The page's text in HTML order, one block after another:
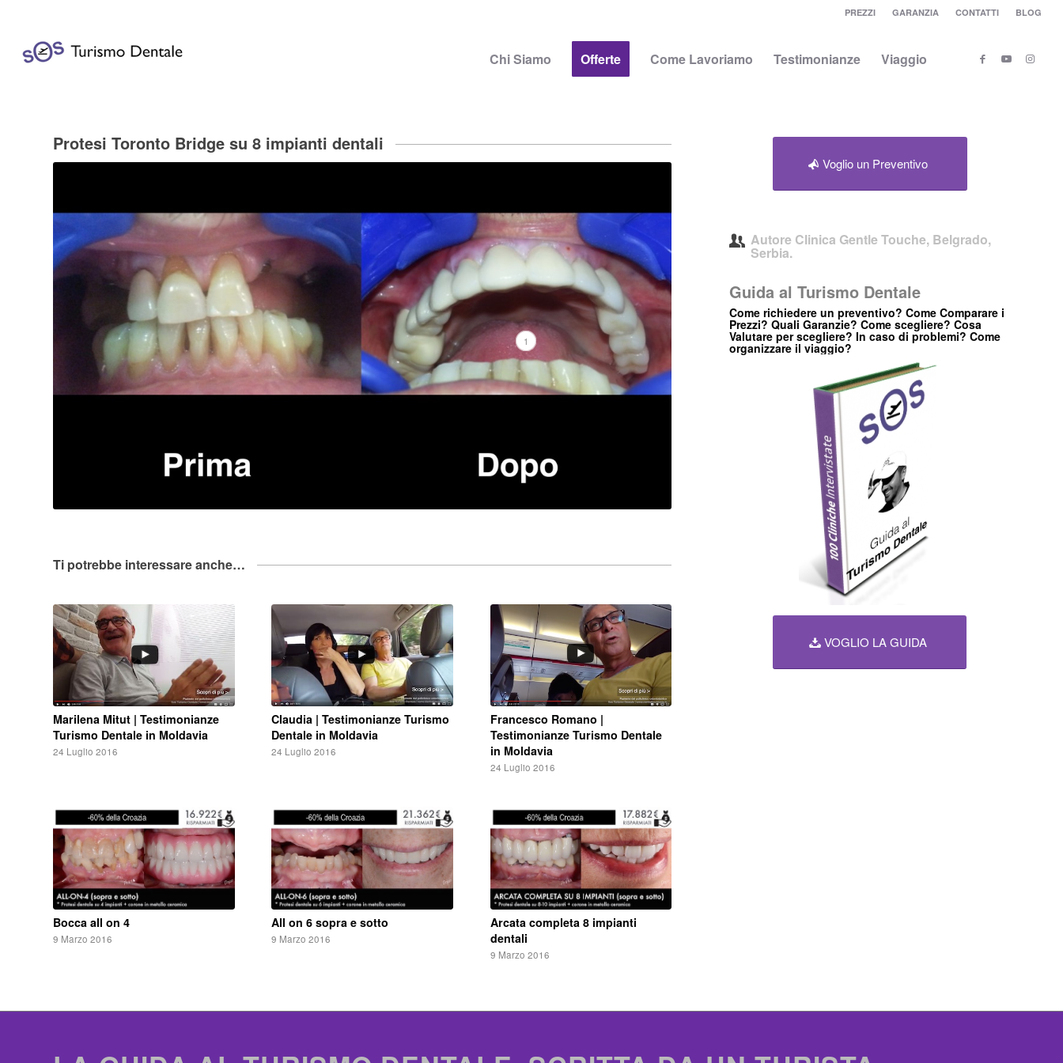
PREZZI GARANZIA CONTATTI BLOG
Chi Siamo Offerte Come Lavoriamo Testimonianze Viaggio
Protesi Toronto Bridge su 8 impianti dentali
1
Ti potrebbe interessare anche…
Marilena Mitut | Testimonianze
Turismo Dentale in Moldavia
24 Luglio 2016
Claudia | Testimonianze Turismo
Dentale in Moldavia
24 Luglio 2016
Francesco Romano |
Testimonianze Turismo Dentale
in Moldavia
24 Luglio 2016
Bocca all on 4
9 Marzo 2016
All on 6 sopra e sotto
9 Marzo 2016
Arcata completa 8 impianti
dentali
9 Marzo 2016
Voglio un Preventivo
Autore Clinica Gentle Touche, Belgrado,
Serbia.
Guida al Turismo Dentale
Come richiedere un preventivo? Come Comparare i
Prezzi? Quali Garanzie? Come scegliere? Cosa
Valutare per scegliere? In caso di problemi? Come
organizzare il viaggio?
VOGLIO LA GUIDA